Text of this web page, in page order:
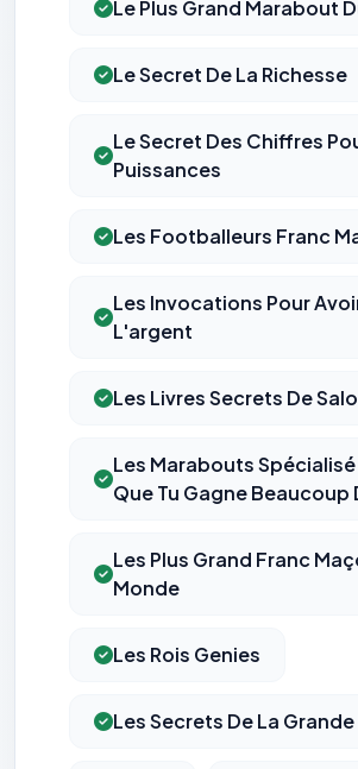
Le Plus Grand Marabout
Le Secret De La Richesse
Le Secret Des Chiffres
Puissances
Les Footballeurs Franc
Les Invocations Pour
L'argent
Les Livres Secrets De
Les Marabouts
Que Tu Gagne
Les Plus Grand Franc
Monde
Les Rois Genies
Les Secrets De La